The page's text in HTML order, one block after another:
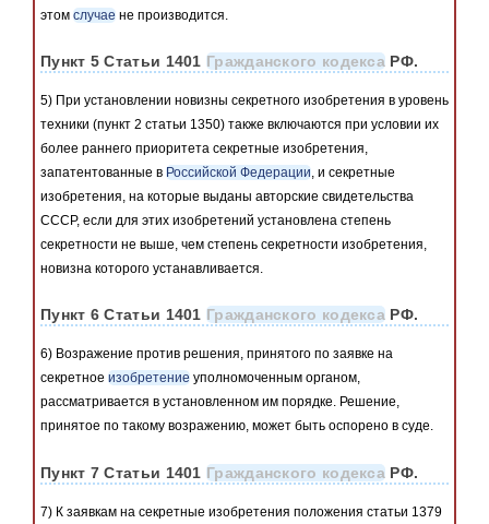
этом случае не производится.
Пункт 5 Статьи 1401Гражданского кодекса РФ.
5) При установлении новизны секретного изобретения в уровень
техники (пункт 2 статьи 1350) также включаются при условии их
более раннего приоритета секретные изобретения,
запатентованные в Российской Федерации, и секретные
изобретения, на которые выданы авторские свидетельства
СССР, если для этих изобретений установлена степень
секретности не выше, чем степень секретности изобретения,
новизна которого устанавливается.
Пункт 6 Статьи 1401Гражданского кодекса РФ.
6) Возражение против решения, принятого по заявке на
секретное изобретение уполномоченным органом,
рассматривается в установленном им порядке. Решение,
принятое по такому возражению, может быть оспорено в суде.
Пункт 7 Статьи 1401Гражданского кодекса РФ.
7) К заявкам на секретные изобретения положения статьи 1379